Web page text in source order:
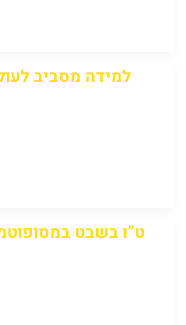
למידה מסביב
ט”ו בשבט